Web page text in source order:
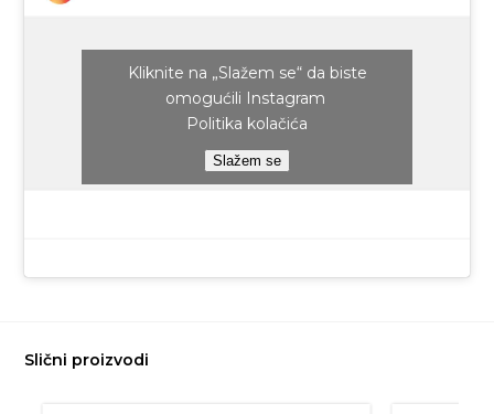
Kliknite na „Slažem se“ da biste
omogućili Instagram
Politika kolačića
Slažem se
Slični proizvodi